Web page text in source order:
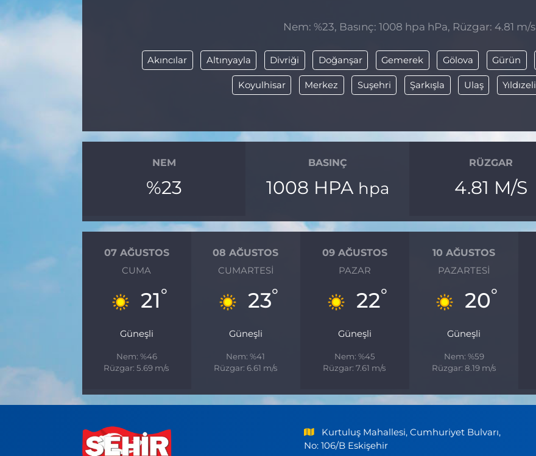
Nem: %23, Basınç: 1008 hpa hPa, Rüzgar: 4.81 m/s
Akıncılar Altınyayla Divriği Doğanşar Gemerek Gölova Gürün
Koyulhisar Merkez Suşehri Şarkışla Ulaş Yıldızeli
NEM
%23
BASINÇ
1008 HPA hpa
RÜZGAR
4.81 M/S
07 AĞUSTOS
CUMA
21°
Güneşli
Nem: %46
Rüzgar: 5.69 m/s
08 AĞUSTOS
CUMARTESI
23°
Güneşli
Nem: %41
Rüzgar: 6.61 m/s
09 AĞUSTOS
PAZAR
22°
Güneşli
Nem: %45
Rüzgar: 7.61 m/s
10 AĞUSTOS
PAZARTESI
20°
Güneşli
Nem: %59
Rüzgar: 8.19 m/s
Kurtuluş Mahallesi, Cumhuriyet Bulvarı,
No: 106/B Eskişehir
BÖLGE